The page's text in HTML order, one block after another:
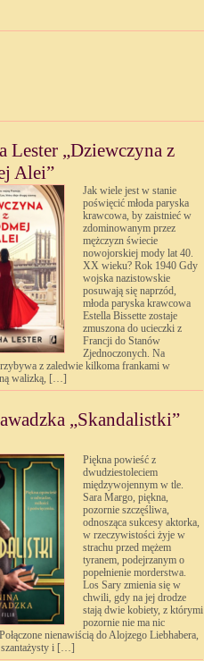
Lester „Dziewczyna z
Alei”
Jak wiele jest w stanie
poświęcić młoda paryska
krawcowa, by zaistnieć w
zdominowanym przez
mężczyzn świecie
nowojorskiej mody lat 40.
XX wieku? Rok 1940 Gdy
wojska nazistowskie
posuwają się naprzód,
młoda paryska krawcowa
Estella Bissette zostaje
zmuszona do ucieczki z
Francji do Stanów
Zjednoczonych. Na
z zaledwie kilkoma frankami w
walizką, […]
„Skandalistki”
Piękna powieść z
dwudziestoleciem
międzywojennym w tle.
Sara Margo, piękna,
pozornie szczęśliwa,
odnosząca sukcesy aktorka,
w rzeczywistości żyje w
strachu przed mężem
tyranem, podejrzanym o
popełnienie morderstwa.
Los Sary zmienia się w
chwili, gdy na jej drodze
stają dwie kobiety, z którymi
pozornie nie ma nic
nienawiścią do Alojzego Liebhabera,
szantażysty i […]